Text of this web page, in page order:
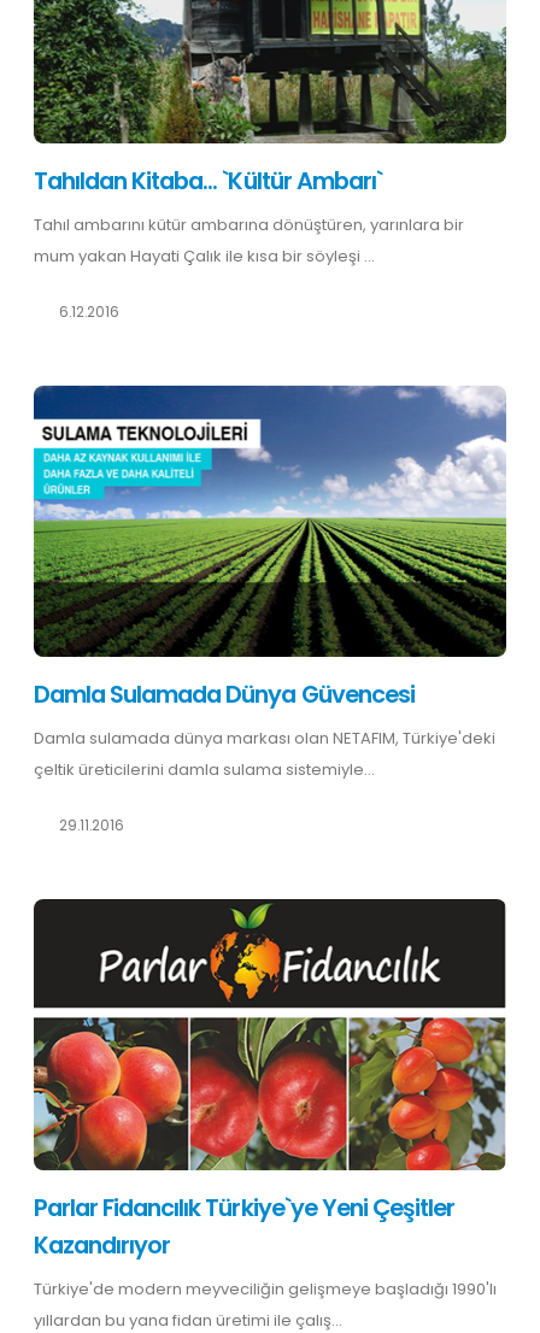
Tahıldan Kitaba... `Kültür Ambarı`
Tahıl ambarını kütür ambarına dönüştüren, yarınlara bir
mum yakan Hayati Çalık ile kısa bir söyleşi ...
6.12.2016
Damla Sulamada Dünya Güvencesi
Damla sulamada dünya markası olan NETAFIM, Türkiye'deki
çeltik üreticilerini damla sulama sistemiyle...
29.11.2016
Parlar Fidancılık Türkiye`ye Yeni Çeşitler
Kazandırıyor
Türkiye'de modern meyveciliğin gelişmeye başladığı 1990'lı
yıllardan bu yana fidan üretimi ile çalış...